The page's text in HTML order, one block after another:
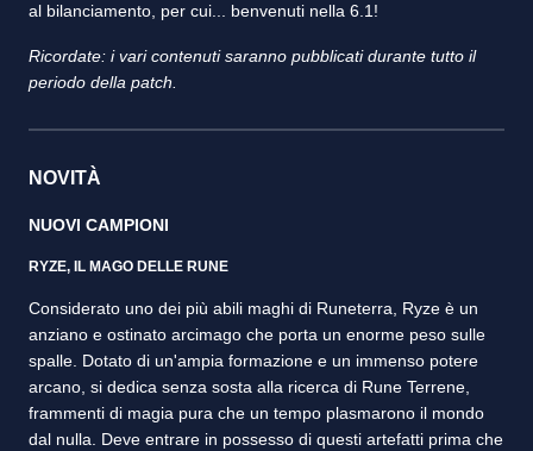
al bilanciamento, per cui... benvenuti nella 6.1!
Ricordate: i vari contenuti saranno pubblicati durante tutto il
periodo della patch.
NOVITÀ
NUOVI CAMPIONI
RYZE, IL MAGO DELLE RUNE
Considerato uno dei più abili maghi di Runeterra, Ryze è un
anziano e ostinato arcimago che porta un enorme peso sulle
spalle. Dotato di un'ampia formazione e un immenso potere
arcano, si dedica senza sosta alla ricerca di Rune Terrene,
frammenti di magia pura che un tempo plasmarono il mondo
dal nulla. Deve entrare in possesso di questi artefatti prima che